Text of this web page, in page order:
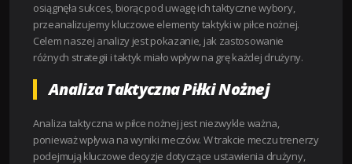
osiągnęła sukces, biorąc pod uwagę ich taktyczne wybory,
przeanalizujemy kluczowe elementy taktyki w piłce nożnej.
Celem naszej analizy jest pokazanie, jak zastosowanie
różnych strategii i taktyk miało wpływ na grę każdej drużyny.
Analiza Taktyczna Piłki Nożnej
Analiza taktyczna w piłce nożnej jest niezwykle ważna,
ponieważ wpływa na wyniki meczów. W trakcie meczu trenerzy
podejmują kluczowe decyzje dotyczące ustawienia drużyny,